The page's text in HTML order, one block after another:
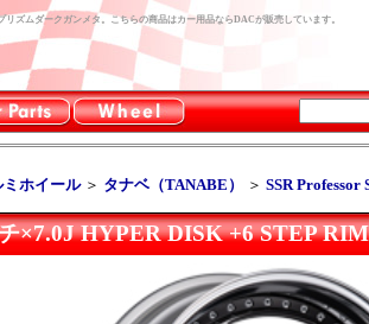
リズムダークガンメタ。こちらの商品はカー用品ならDACが販売しています。
ミホイール＞ タナベ（TANABE） ＞ SSR Professor
×7.0J HYPER DISK +6 STEP